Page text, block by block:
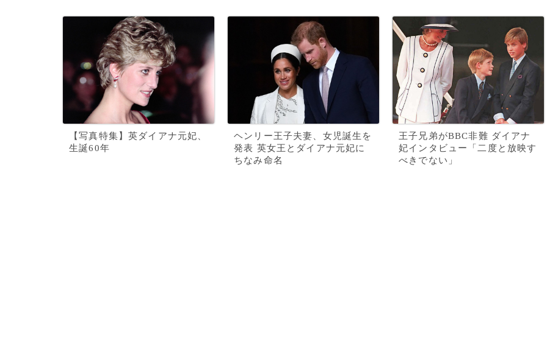
【写真特集】英ダイアナ元妃、
生誕60年
ヘンリー王子夫妻、女児誕生を
発表 英女王とダイアナ元妃に
ちなみ命名
王子兄弟がBBC非難 ダイアナ
妃インタビュー「二度と放映す
べきでない」